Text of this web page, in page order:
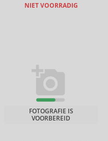
NIET VOORRADIG
FOTOGRAFIE IS
VOORBEREID